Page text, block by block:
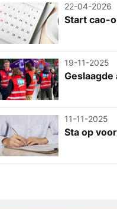
22-04-2026
Start cao-
19-11-2025
Geslaagde
11-11-2025
Sta op